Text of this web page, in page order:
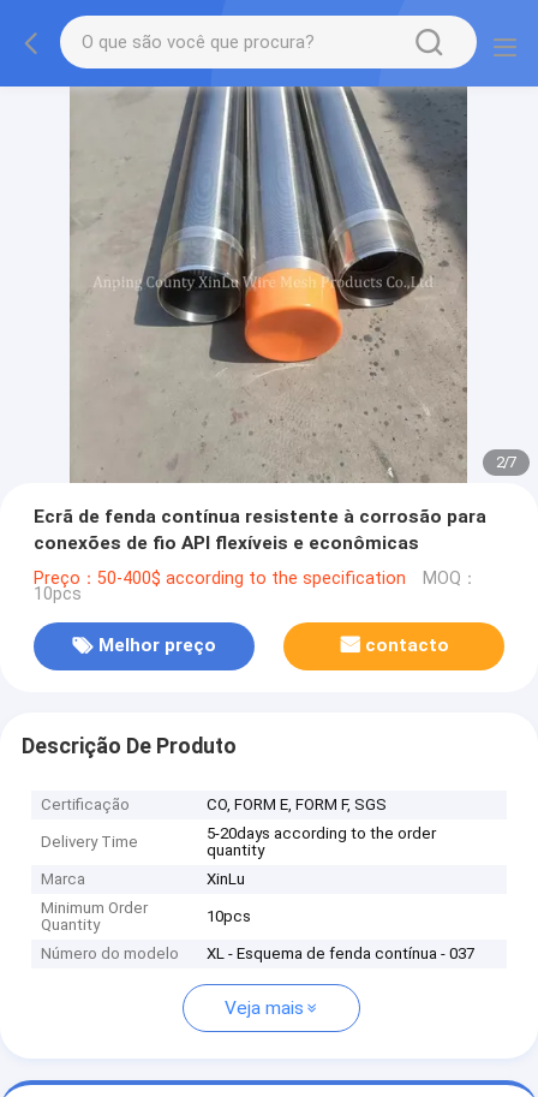
2/7
Ecrã de fenda contínua resistente à corrosão para
conexões de fio API flexíveis e econômicas
Preço：50-400$ according to the specification MOQ：
10pcs
Melhor preço contacto
Descrição De Produto
Certificação CO, FORM E, FORM F, SGS
Delivery Time
5-20days according to the order
quantity
Marca
XinLu
Minimum Order
Quantity
10pcs
Número do modelo XL - Esquema de fenda contínua - 037
Veja mais